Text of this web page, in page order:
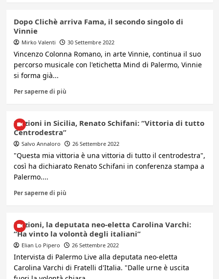
Dopo Clichè arriva Fama, il secondo singolo di
Vinnie
Mirko Valenti 30 Settembre 2022
Vincenzo Colonna Romano, in arte Vinnie, continua il suo
percorso musicale con l'etichetta Mind di Palermo, Vinnie
si forma già...
Per saperne di più
Elezioni in Sicilia, Renato Schifani: “Vittoria di tutto
Centrodestra”
Salvo Annaloro 26 Settembre 2022
"Questa mia vittoria è una vittoria di tutto il centrodestra",
così ha dichiarato Renato Schifani in conferenza stampa a
Palermo....
Per saperne di più
Elezioni, la deputata neo-eletta Carolina Varchi:
“Ha vinto la volontà degli italiani”
Elian Lo Pipero 26 Settembre 2022
Intervista di Palermo Live alla deputata neo-eletta
Carolina Varchi di Fratelli d'Italia. "Dalle urne è uscita